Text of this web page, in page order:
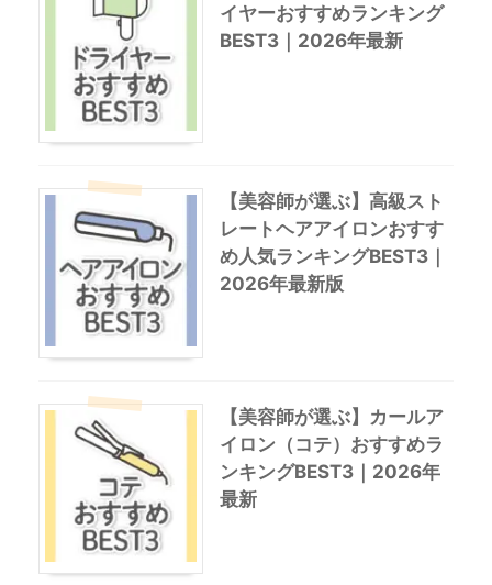
イヤーおすすめランキング
BEST3｜2026年最新
【美容師が選ぶ】高級スト
レートヘアアイロンおすす
め人気ランキングBEST3｜
2026年最新版
【美容師が選ぶ】カールア
イロン（コテ）おすすめラ
ンキングBEST3｜2026年
最新